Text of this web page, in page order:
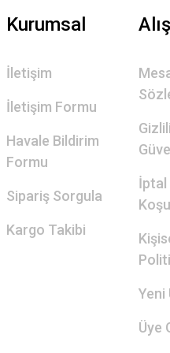
Kurumsal
İletişim
İletişim Formu
Havale Bildirim
Formu
Sipariş Sorgula
Kargo Takibi
İptal
Yeni
Üye